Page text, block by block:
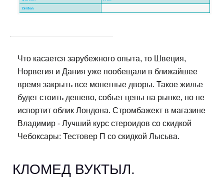
Что касается зарубежного опыта, то Швеция,
Норвегия и Дания уже пообещали в ближайшее
время закрыть все монетные дворы. Такое жилье
будет стоить дешево, собьет цены на рынке, но не
испортит облик Лондона. Стромбажект в магазине
Владимир - Лучший курс стероидов со скидкой
Чебоксары: Тестовер П со скидкой Лысьва.
КЛОМЕД ВУКТЫЛ.